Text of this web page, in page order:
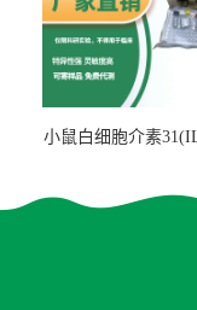
小鼠白细胞介素